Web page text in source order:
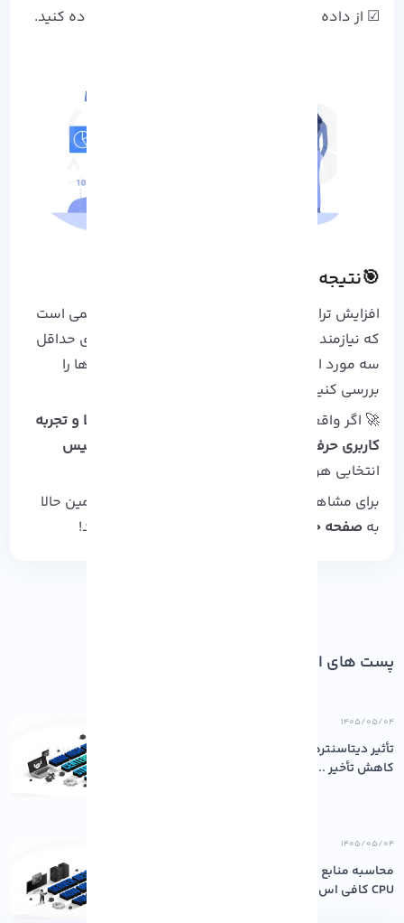
☑ از داده ها برای بهینه سازی محتوای خود استفاده کنید.
🎯نتیجه گیری نهایی
افزایش ترافیک سایت یک فرآیند تدریجی اما تضمیمی است
که نیازمند تلاش مستمر است. همین امروز، با اجرای حداقل
سه مورد از روش های بالا شروع کنید و نتایج آن ها را
بررسی کنید!
🚀 اگر واقعاً قصد دارید ترافیک بالا را به
سرعت بالا و تجربه
کاربری حرفه‌ای
سرورهای مجازی آذرسیس
انتخابی هوشمندانه هستند.
برای مشاهده پلن ها و شروع ارتقا سایت خود، همین حالا
به صفحه خرید سرور مجازی آذرسیس مراجعه کنید!
پست های اخیر
۱۴۰۵/۰۵/۰۴
تأثیر دیتاسنترهای باکیفیت بر پایداری و
کاهش تأخیر ...
۱۴۰۵/۰۵/۰۴
محاسبه منابع مورد نیاز سرور: چقدر رم و
CPU کافی اس...